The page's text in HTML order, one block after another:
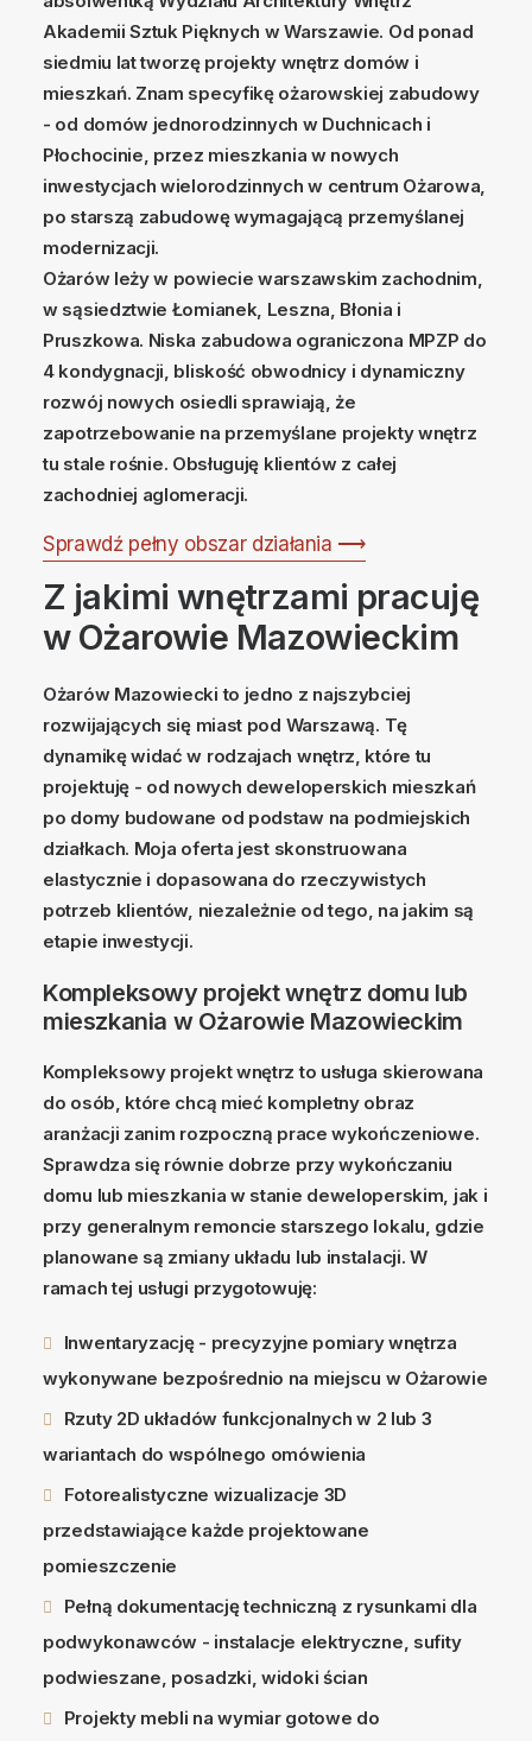
Akademii Sztuk Pięknych w Warszawie. Od ponad
siedmiu lat tworzę projekty wnętrz domów i
mieszkań. Znam specyfikę ożarowskiej zabudowy
- od domów jednorodzinnych w Duchnicach i
Płochocinie, przez mieszkania w nowych
inwestycjach wielorodzinnych w centrum Ożarowa,
po starszą zabudowę wymagającą przemyślanej
modernizacji.
Ożarów leży w powiecie warszawskim zachodnim,
w sąsiedztwie Łomianek, Leszna, Błonia i
Pruszkowa. Niska zabudowa ograniczona MPZP do
4 kondygnacji, bliskość obwodnicy i dynamiczny
rozwój nowych osiedli sprawiają, że
zapotrzebowanie na przemyślane projekty wnętrz
tu stale rośnie. Obsługuję klientów z całej
zachodniej aglomeracji.
Sprawdź pełny obszar działania ⟶
Z jakimi wnętrzami pracuję
w Ożarowie Mazowieckim
Ożarów Mazowiecki to jedno z najszybciej
rozwijających się miast pod Warszawą. Tę
dynamikę widać w rodzajach wnętrz, które tu
projektuję - od nowych deweloperskich mieszkań
po domy budowane od podstaw na podmiejskich
działkach. Moja oferta jest skonstruowana
elastycznie i dopasowana do rzeczywistych
potrzeb klientów, niezależnie od tego, na jakim są
etapie inwestycji.
Kompleksowy projekt wnętrz domu lub
mieszkania w Ożarowie Mazowieckim
Kompleksowy projekt wnętrz to usługa skierowana
do osób, które chcą mieć kompletny obraz
aranżacji zanim rozpoczną prace wykończeniowe.
Sprawdza się równie dobrze przy wykończaniu
domu lub mieszkania w stanie deweloperskim, jak i
przy generalnym remoncie starszego lokalu, gdzie
planowane są zmiany układu lub instalacji. W
ramach tej usługi przygotowuję:
Inwentaryzację - precyzyjne pomiary wnętrza
wykonywane bezpośrednio na miejscu w Ożarowie
Rzuty 2D układów funkcjonalnych w 2 lub 3
wariantach do wspólnego omówienia
Fotorealistyczne wizualizacje 3D
przedstawiające każde projektowane
pomieszczenie
Pełną dokumentację techniczną z rysunkami dla
podwykonawców - instalacje elektryczne, sufity
podwieszane, posadzki, widoki ścian
Projekty mebli na wymiar gotowe do